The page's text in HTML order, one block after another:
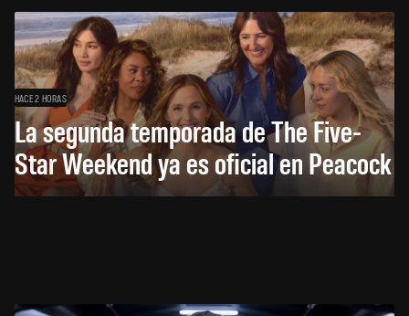
HACE 2 HORAS
La segunda temporada de The Five-
Star Weekend ya es oficial en Peacock